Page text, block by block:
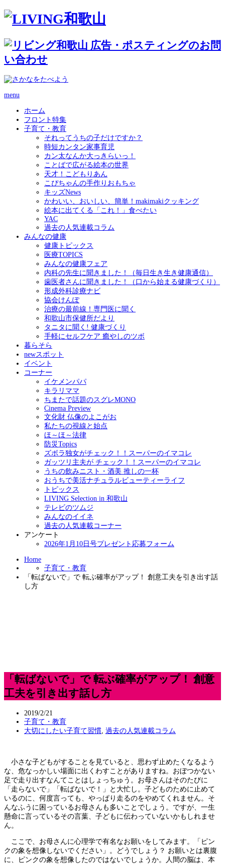
menu
ホーム
フロント特集
子育て・教育
それってうちの子だけですか？
時短カンタン家事育児
カン太なんか大っきらいっ！
ことばで広がる絵本の世界
天才！こどもりあん
こぴちゃんの手作りおもちゃ
キッズNews
かわいい、おいしい、簡単！makimakiクッキング
絵本に出てくる「これ！」食べたい
YAC
過去の人気連載コラム
みんなの健康
健康トピックス
医療TOPICS
みんなの健康フェア
内科の先生に聞きました！（毎日生き生き健康通信）
歯医者さんに聞きました！（口から始まる健康づくり）
形成外科診療ナビ
協会けんぽ
治療の最前線！専門医に聞く
和歌山市保健所だより
タニタに聞く! 健康づくり
手軽にセルフケア 癒やしのツボ
暮らそら
newスポット
イベント
コーナー
イケメンパパ
キラリママ
ちまたで話題のスグレMONO
Cinema Preview
文化財 仏像のよこがお
私たちの視線と始点
ほ～ほ～法律
防災Topics
ズボラ独女がチェック！！スーパーのイマコレ
ガッツリ主夫が チェック！！スーパーのイマコレ
うちの飲みニスト・酒美 推しの一杯
おうちで美活ナチュラルビューティーライフ
トピックス
LIVING Selection in 和歌山
テレビのツムジ
みんなのイイネ
過去の人気連載コーナー
アンケート
2026年1月10日号プレゼント応募フォーム
Home
子育て・教育
「転ばないで」で 転ぶ確率がアップ！ 創意工夫を引き出す話
し方
「転ばないで」で 転ぶ確率がアップ！ 創意
工夫を引き出す話し方
2019/2/21
子育て・教育
大切にしたい子育て習慣 過去の人気連載コラム
小さな子どもがすることを見ていると、思わず止めたくなるよう
な、危なっかしい場面に出くわすことがありますね。おぼつかない
足で走り出すなんてことはしょっちゅう。お母さんはそのたびに
「走らないで」「転ばないで！」と大忙し。子どものために止めて
いるのに、何度言っても、やっぱり走るのをやめてくれません。そ
んなふうに困っているお母さんも多いことでしょう。ですが、一生
懸命に言っているその言葉、子どもに伝わっていないかもしれませ
ん。
ここで、お母さんに心理学で有名なお願いをしてみます。「ピン
クの象を想像しないでください」。どうでしょう？ お願いとは裏腹
に、ピンクの象を想像したのではないでしょうか。人間の脳は、本